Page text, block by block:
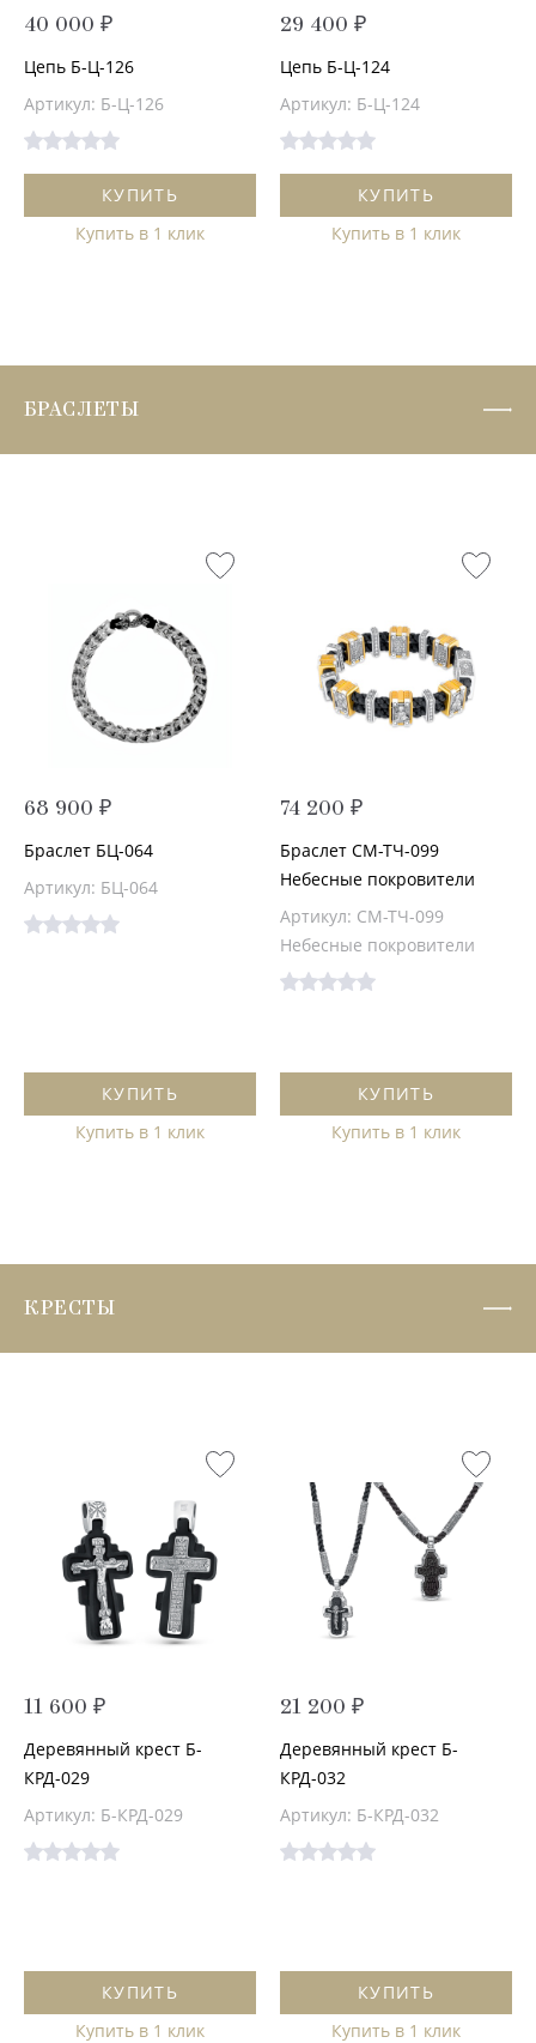
40 000 ₽
Цепь Б-Ц-126
Артикул: Б-Ц-126
КУПИТЬ
Купить в 1 клик
29 400 ₽
Цепь Б-Ц-124
Артикул: Б-Ц-124
КУПИТЬ
Купить в 1 клик
БРАСЛЕТЫ
68 900 ₽
Браслет БЦ-064
Артикул: БЦ-064
КУПИТЬ
Купить в 1 клик
74 200 ₽
Браслет СМ-ТЧ-099
Небесные покровители
Артикул: СМ-ТЧ-099
Небесные покровители
КУПИТЬ
Купить в 1 клик
КРЕСТЫ
11 600 ₽
Деревянный крест Б-
КРД-029
Артикул: Б-КРД-029
КУПИТЬ
Купить в 1 клик
21 200 ₽
Деревянный крест Б-
КРД-032
Артикул: Б-КРД-032
КУПИТЬ
Купить в 1 клик